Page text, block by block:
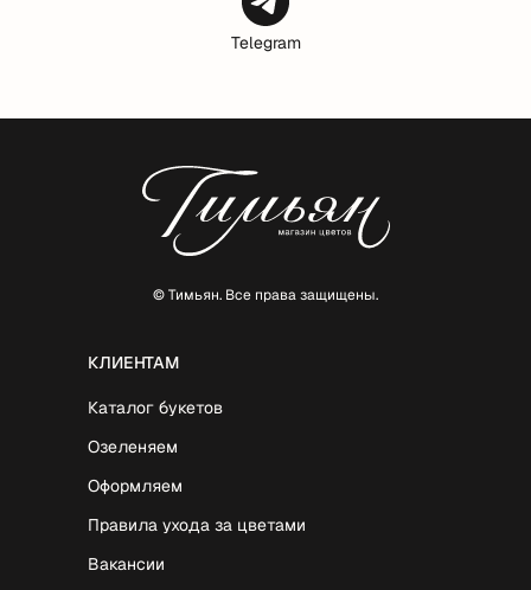
Telegram
© Тимьян. Все права защищены.
КЛИЕНТАМ
Каталог букетов
Озеленяем
Оформляем
Правила ухода за цветами
Вакансии